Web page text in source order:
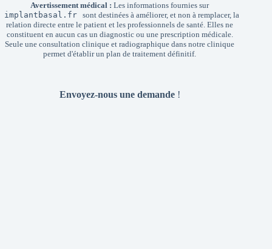
Avertissement médical : Les informations fournies sur
implantbasal.fr
sont destinées à améliorer, et non à remplacer, la
relation directe entre le patient et les professionnels de santé. Elles ne
constituent en aucun cas un diagnostic ou une prescription médicale.
Seule une consultation clinique et radiographique dans notre clinique
permet d'établir un plan de traitement définitif.
Envoyez-nous une demande!